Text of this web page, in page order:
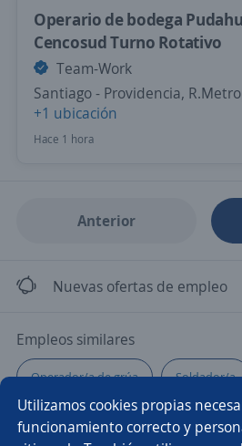
Utilizamos cookies propias
funcionamiento correcto y
Operario de bodega
Cencosud Turno Rotativo
Team-Work
Santiago - Providencia,
+1 ubicación
Hace 1 hora
Anterior
Nuevas ofertas de empleo
Empleos similares
Operador/a de grúa Soldador/a
Empleada de limpieza Higienista